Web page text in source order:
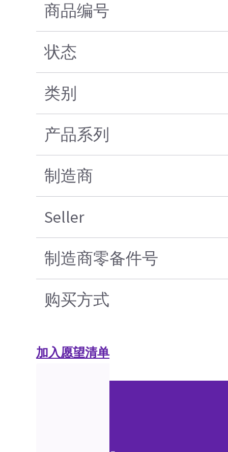
商品编号
状态
类别
产品系列
制造商
Seller
制造商零备件号
购买方式
加入愿望清单